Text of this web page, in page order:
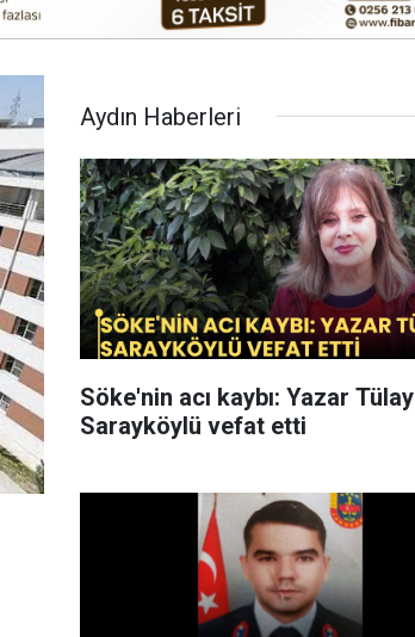
Aydın Haberleri
Söke'nin acı kaybı: Yazar Tülay
Sarayköylü vefat etti